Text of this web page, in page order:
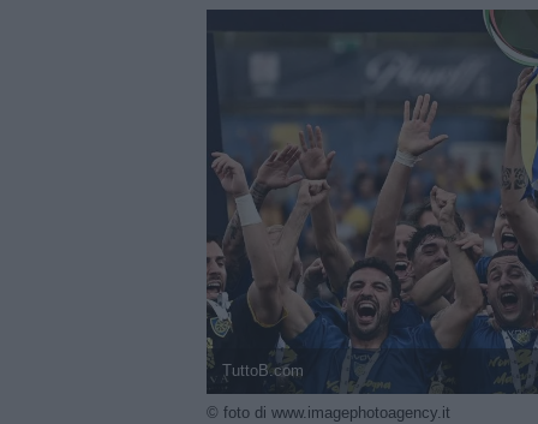
TuttoB.com
© foto di www.imagephotoagency.it